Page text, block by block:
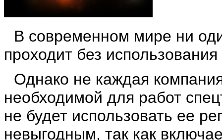
В современном мире ни
проходит без
Однако не каждая
необходимой для работ
не будет использовать ее
невыгодным, так как